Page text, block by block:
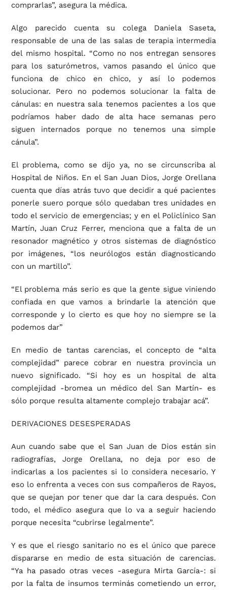
comprarlas”, asegura la médica.
Algo parecido cuenta su colega Daniela Saseta,
responsable de una de las salas de terapia intermedia
del mismo hospital. “Como no nos entregan sensores
para los saturómetros, vamos pasando el único que
funciona de chico en chico, y así lo podemos
solucionar. Pero no podemos solucionar la falta de
cánulas: en nuestra sala tenemos pacientes a los que
podríamos haber dado de alta hace semanas pero
siguen internados porque no tenemos una simple
cánula”.
El problema, como se dijo ya, no se circunscriba al
Hospital de Niños. En el San Juan Dios, Jorge Orellana
cuenta que días atrás tuvo que decidir a qué pacientes
ponerle suero porque sólo quedaban tres unidades en
todo el servicio de emergencias; y en el Policlínico San
Martín, Juan Cruz Ferrer, menciona que a falta de un
resonador magnético y otros sistemas de diagnóstico
por imágenes, “los neurólogos están diagnosticando
con un martillo”.
“El problema más serio es que la gente sigue viniendo
confiada en que vamos a brindarle la atención que
corresponde y lo cierto es que hoy no siempre se la
podemos dar”
En medio de tantas carencias, el concepto de “alta
complejidad” parece cobrar en nuestra provincia un
nuevo significado. “Si hoy es un hospital de alta
complejidad -bromea un médico del San Martín- es
sólo porque resulta altamente complejo trabajar acá”.
DERIVACIONES DESESPERADAS
Aun cuando sabe que el San Juan de Dios están sin
radiografías, Jorge Orellana, no deja por eso de
indicarlas a los pacientes si lo considera necesario. Y
eso lo enfrenta a veces con sus compañeros de Rayos,
que se quejan por tener que dar la cara después. Con
todo, el médico asegura que lo va a seguir haciendo
porque necesita “cubrirse legalmente”.
Y es que el riesgo sanitario no es el único que parece
dispararse en medio de esta situación de carencias.
“Ya ha pasado otras veces -asegura Mirta García-: si
por la falta de insumos terminás cometiendo un error,